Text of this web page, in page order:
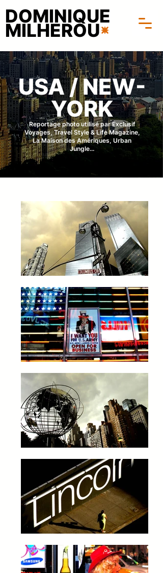
DOMINIQUE
MILHEROU
USA / NEW-
YORK
Reportage photo utilisé par Exclusif
Voyages, Travel Style & Life Magazine,
La Maison des Amériques, Urban
Jungle...